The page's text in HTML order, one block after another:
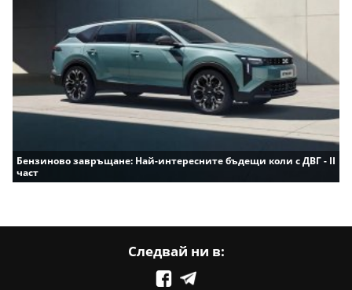
Бензиново завръщане: Най-интересните бъдещи коли с ДВГ - II
част
Следвай ни в: